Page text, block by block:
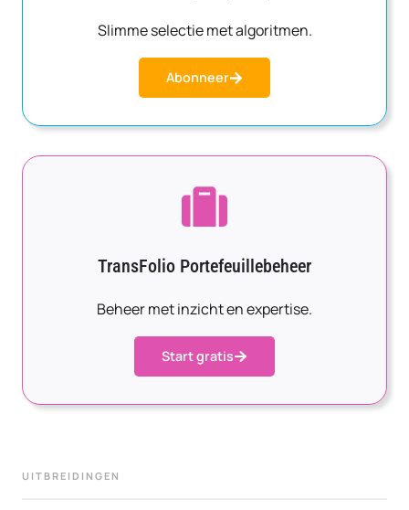
Slimme selectie met algoritmen.
Abonneer
TransFolio Portefeuillebeheer
Beheer met inzicht en expertise.
Start gratis
UITBREIDINGEN